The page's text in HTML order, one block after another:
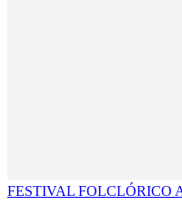
FESTIVAL FOLCLÓRICO